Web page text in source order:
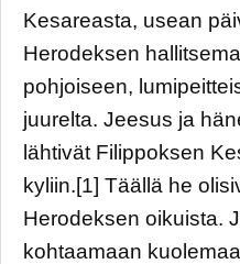
Kesareasta, usean
Herodeksen
pohjoiseen,
juurelta. Jeesus ja
lähtivät Filippoksen
kyliin.[1] Täällä he
Herodeksen oikuista.
kohtaamaan